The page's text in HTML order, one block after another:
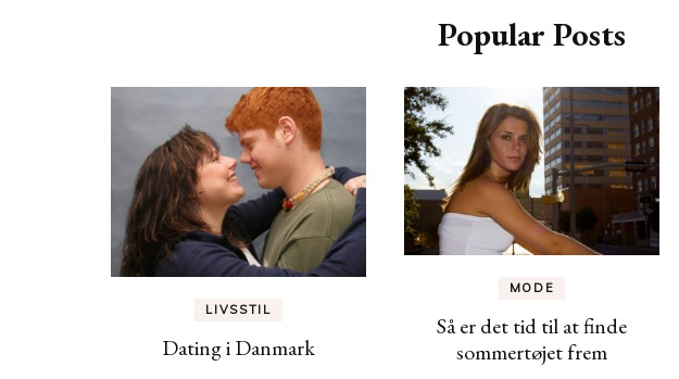
Popular Posts
LIVSSTIL
Dating i Danmark
MODE
Så er det tid til at finde
sommertøjet frem